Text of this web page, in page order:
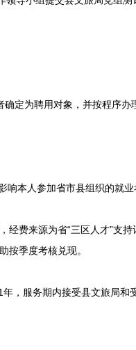
为聘用对象，并按程序办
本人参加省市县组织的就业
费来源为省“三区人才”支持
按季度考核兑现。
服务期内接受县文旅局和